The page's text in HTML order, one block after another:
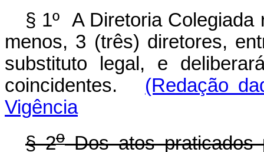
§ 1º A Diretoria
menos, 3 (três) diretores,
substituto legal, e
coincidentes.
(Redação
Vigência
§ 2oDos atos praticados